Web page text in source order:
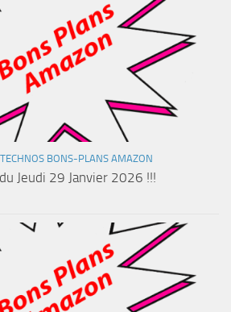
TECHNOS BONS-PLANS AMAZON
Jeudi 29 Janvier 2026 !!!